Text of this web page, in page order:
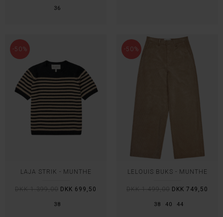
36
-50%
38
LAJA STRIK - MUNTHE
DKK 1.399,00 DKK 699,50
-50%
38 40 44
LELOUIS BUKS - MUNTHE
DKK 1.499,00 DKK 749,50